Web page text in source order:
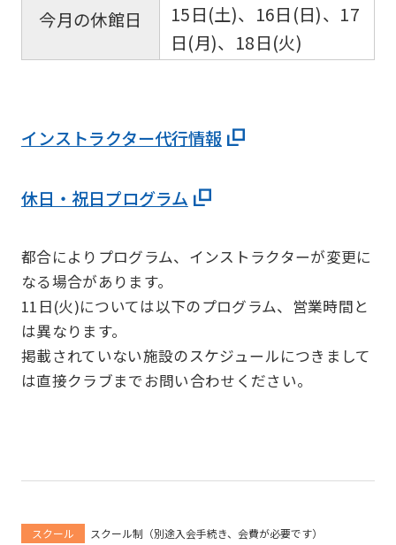
今月の休館日
15日(土)、16日(日)、17
日(月)、18日(火)
インストラクター代行情報
休日・祝日プログラム
都合によりプログラム、インストラクターが変更に
なる場合があります。
11日(火)については以下のプログラム、営業時間と
は異なります。
掲載されていない施設のスケジュールにつきまして
は直接クラブまでお問い合わせください。
スクール
スクール制（別途入会手続き、会費が必要です）